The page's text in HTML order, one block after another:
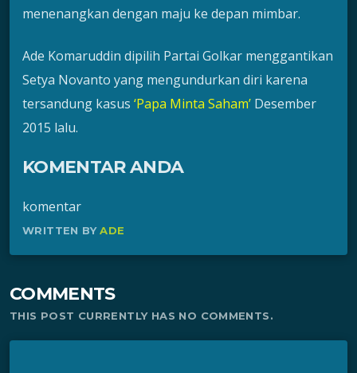
menenangkan dengan maju ke depan mimbar.
Ade Komaruddin dipilih Partai Golkar menggantikan
Setya Novanto yang mengundurkan diri karena
tersandung kasus ‘Papa Minta Saham’ Desember
2015 lalu.
KOMENTAR ANDA
komentar
WRITTEN BYADE
COMMENTS
THIS POST CURRENTLY HAS NO COMMENTS.